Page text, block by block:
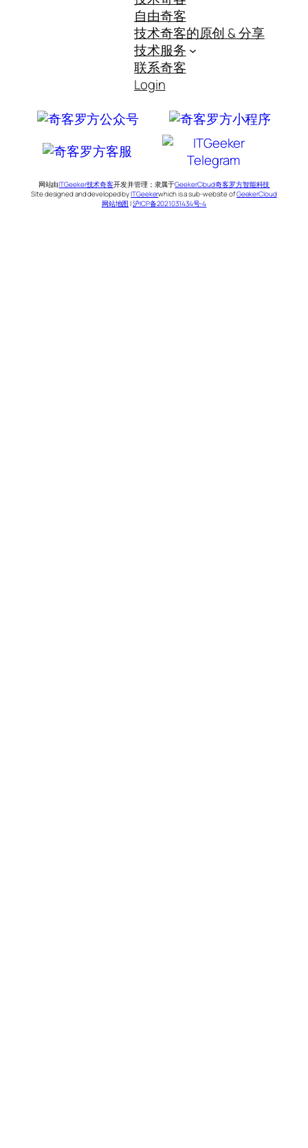
自由奇客
技术奇客的原创 & 分享
技术服务
联系奇客
Login
网站由ITGeeker技术奇客开发并管理；隶属于GeekerCloud奇客罗方智能科技
Site designed and developed byITGeekerwhich is a sub-website ofGeekerCloud
网站地图 |沪ICP备2021031434号-4